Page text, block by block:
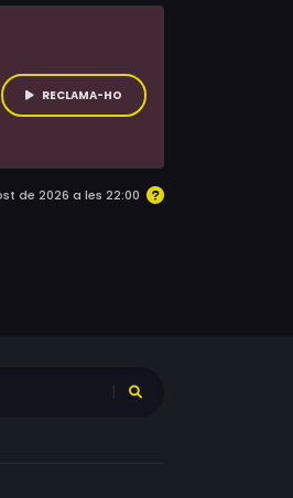
RECLAMA-HO
de 2026 a les 22:00